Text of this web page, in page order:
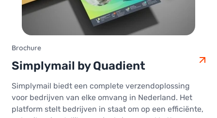
Brochure
Simplymail by Quadient
Simplymail biedt een complete verzendoplossing
voor bedrijven van elke omvang in Nederland. Het
platform stelt bedrijven in staat om op een efficiënte,